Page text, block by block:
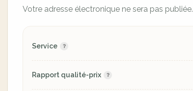
Votre adresse électronique ne sera pas publiée.
Service
Rapport qualité-prix